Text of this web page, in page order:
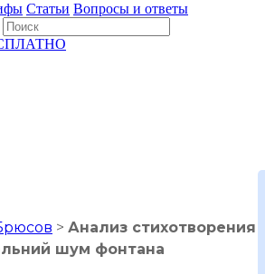
Статьи Вопросы и ответы
> Анализ стихотворения
шум фонтана